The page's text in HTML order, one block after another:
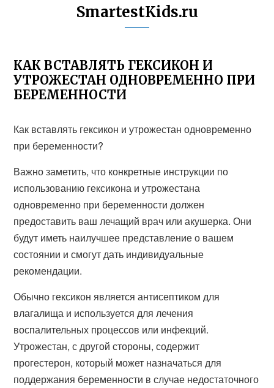
SmartestKids.ru
КАК ВСТАВЛЯТЬ ГЕКСИКОН И
УТРОЖЕСТАН ОДНОВРЕМЕННО ПРИ
БЕРЕМЕННОСТИ
Как вставлять гексикон и утрожестан одновременно
при беременности?
Важно заметить, что конкретные инструкции по
использованию гексикона и утрожестана
одновременно при беременности должен
предоставить ваш лечащий врач или акушерка. Они
будут иметь наилучшее представление о вашем
состоянии и смогут дать индивидуальные
рекомендации.
Обычно гексикон является антисептиком для
влагалища и используется для лечения
воспалительных процессов или инфекций.
Утрожестан, с другой стороны, содержит
прогестерон, который может назначаться для
поддержания беременности в случае недостаточного